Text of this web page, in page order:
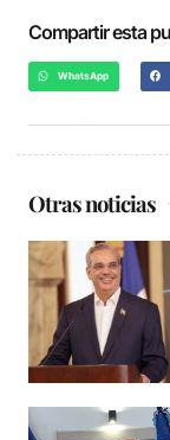
Compartir esta
WhatsApp
Otras noticias